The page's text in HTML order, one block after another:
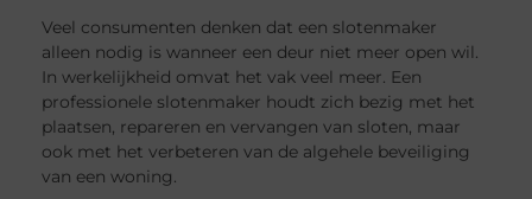
Veel consumenten denken dat een slotenmaker
alleen nodig is wanneer een deur niet meer open wil.
In werkelijkheid omvat het vak veel meer. Een
professionele slotenmaker houdt zich bezig met het
plaatsen, repareren en vervangen van sloten, maar
ook met het verbeteren van de algehele beveiliging
van een woning.